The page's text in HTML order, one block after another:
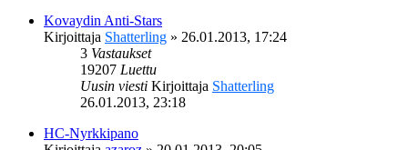
Kovaydin Anti-Stars
Kirjoittaja Shatterling » 26.01.2013, 17:24
3 Vastaukset
19207 Luettu
Uusin viesti Kirjoittaja Shatterling
26.01.2013, 23:18
HC-Nyrkkipano